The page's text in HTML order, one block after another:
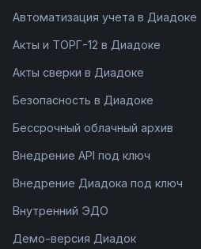
Автоматизация учета в Диадоке
Акты и ТОРГ-12 в Диадоке
Акты сверки в Диадоке
Безопасность в Диадоке
Бессрочный облачный архив
Внедрение API под ключ
Внедрение Диадока под ключ
Внутренний ЭДО
Демо-версия Диадок